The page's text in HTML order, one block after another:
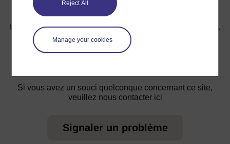
Reject All
Manage your cookies
Pour de plus amples informations, référez-vous à notre
foire aux questions qui peut vous fournir l'aide nécessaire.
Si vous avez un souci quelconque concernant ce site,
veuillez nous contacter ici
Signaler un problème